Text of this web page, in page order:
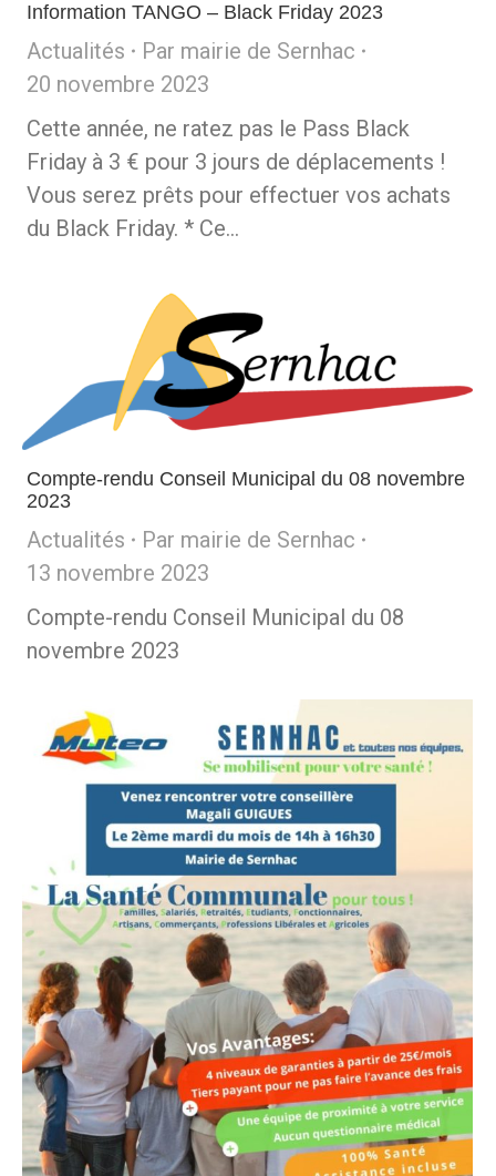
Information TANGO – Black Friday 2023
Actualités Par mairie de Sernhac
20 novembre 2023
Cette année, ne ratez pas le Pass Black
Friday à 3 € pour 3 jours de déplacements !
Vous serez prêts pour effectuer vos achats
du Black Friday. * Ce…
Compte-rendu Conseil Municipal du 08 novembre
2023
Actualités Par mairie de Sernhac
13 novembre 2023
Compte-rendu Conseil Municipal du 08
novembre 2023